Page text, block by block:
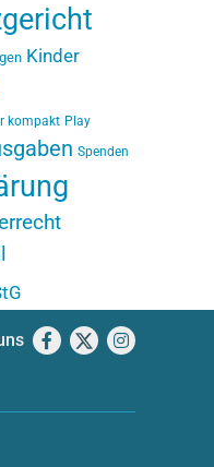
Kinder
kompakt Play
Spenden
Facebook
X Instagram